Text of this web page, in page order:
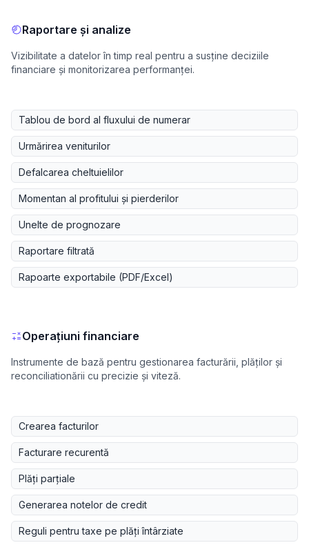
Raportare și analize
Vizibilitate a datelor în timp real pentru a susține deciziile
financiare și monitorizarea performanței.
Tablou de bord al fluxului de numerar
Urmărirea veniturilor
Defalcarea cheltuielilor
Momentan al profitului și pierderilor
Unelte de prognozare
Raportare filtrată
Rapoarte exportabile (PDF/Excel)
Operațiuni financiare
Instrumente de bază pentru gestionarea facturării, plăților și
reconciliationării cu precizie și viteză.
Crearea facturilor
Facturare recurentă
Plăți parțiale
Generarea notelor de credit
Reguli pentru taxe pe plăți întârziate